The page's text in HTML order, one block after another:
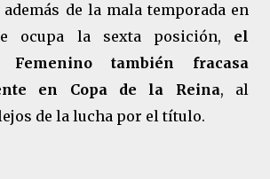
de la mala temporada en
ocupa la sexta posición, el
Femenino también fracasa
en Copa de la Reina, al
de la lucha por el título.